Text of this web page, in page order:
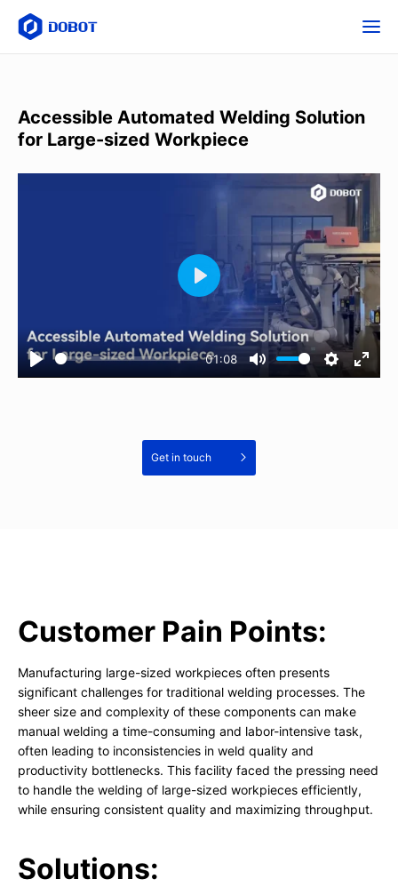
Accessible Automated Welding Solution
for Large-sized Workpiece
01:08
Get in touch
Customer Pain Points:
Manufacturing large-sized workpieces often presents
significant challenges for traditional welding processes. The
sheer size and complexity of these components can make
manual welding a time-consuming and labor-intensive task,
often leading to inconsistencies in weld quality and
productivity bottlenecks. This facility faced the pressing need
to handle the welding of large-sized workpieces efficiently,
while ensuring consistent quality and maximizing throughput.
Solutions: